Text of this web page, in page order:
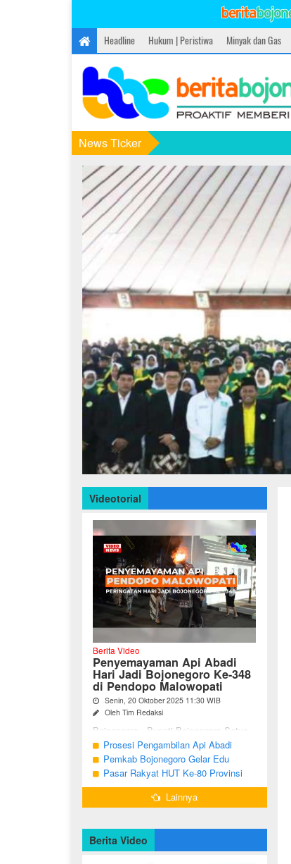
Headline Hukum | Peristiwa Minyak dan Gas
News Ticker
Videotorial
Berita Video
Penyemayaman Api Abadi
Hari Jadi Bojonegoro Ke-348
di Pendopo Malowopati
Senin, 20 Oktober 2025 11:30 WIB
Oleh Tim Redaksi
Bojonegoro - Bupati Bojonegoro Setyo
Wahono, didampingi Wakil Bupati Nurul
Azizah dan Ketua DPRD Abdulloh
Umar, bersama jajaran Forkopimda
Bojonegoro ...
Prosesi Pengambilan Api Abadi
Peringatan Hari Jadi Bojonegoro Ke-
348
Pemkab Bojonegoro Gelar Edu
Champ dan Coaching Clinic Seni
Reog dan Jaranan
Pasar Rakyat HUT Ke-80 Provinsi
Jawa Timur di Bojonegoro
Lainnya
Berita Video